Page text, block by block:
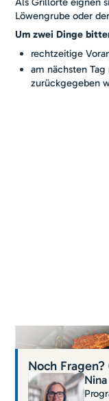
Löwengrube oder
Um zwei Dinge
rechtzeitige
am nächsten
zurückgegeben
Noch
Nina